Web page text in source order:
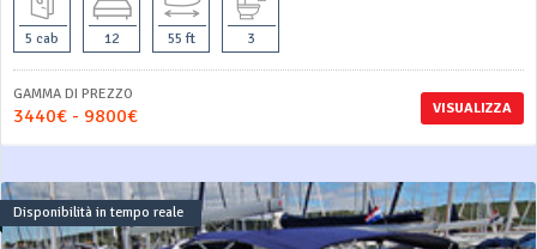
5 cab 12 55 ft 3
VISUALIZZA
GAMMA DI PREZZO
3440€ - 9800€
Disponibilità in tempo reale